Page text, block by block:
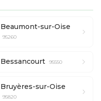
Beaumont-sur-Oise
95260
Bessancourt 95550
Bruyères-sur-Oise
95820